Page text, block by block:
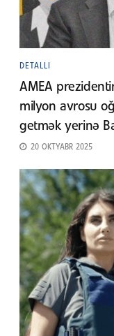
DETALLI
AMEA
milyon avrosu
getmək yerinə
20 OKTYABR 2025